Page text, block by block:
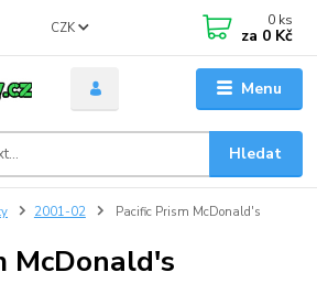
Menu
CZK
Hledat
0 ks
za 0 Kč
2001-02 Pacific Prism McDonald's
McDonald's